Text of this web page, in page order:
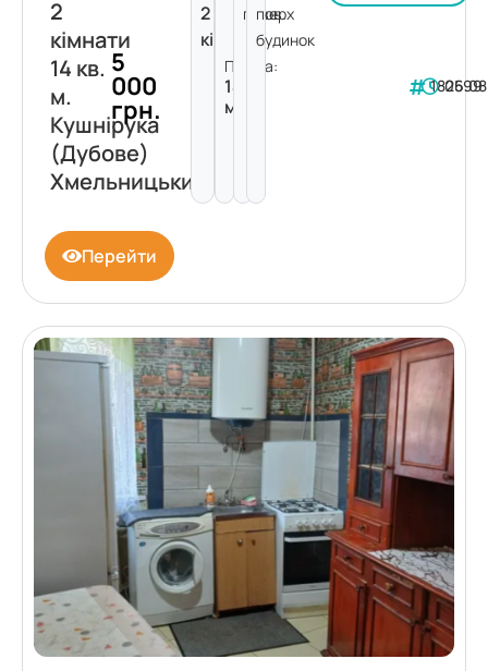
2
кімнати
14 кв.
м.
Кушнірука
(Дубове)
Хмельницький
5
000
грн.
2
кімнати
Площа:
14
м²
поверх
пов.
будинок
182599
Перейти